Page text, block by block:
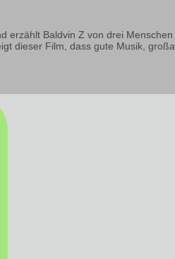
erzählt Baldvin Z von drei
dieser Film, dass gute Musik,